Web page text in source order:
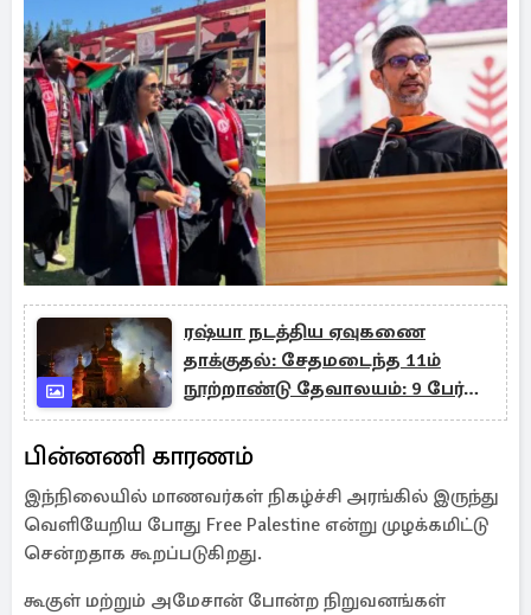
ரஷ்யா நடத்திய ஏவுகணை
தாக்குதல்: சேதமடைந்த 11ம்
நூற்றாண்டு தேவாலயம்: 9 பேர்
உயிரிழப்பு
பின்னணி காரணம்
இந்நிலையில் மாணவர்கள் நிகழ்ச்சி அரங்கில் இருந்து
வெளியேறிய போது Free Palestine என்று முழக்கமிட்டு
சென்றதாக கூறப்படுகிறது.
கூகுள் மற்றும் அமேசான் போன்ற நிறுவனங்கள்